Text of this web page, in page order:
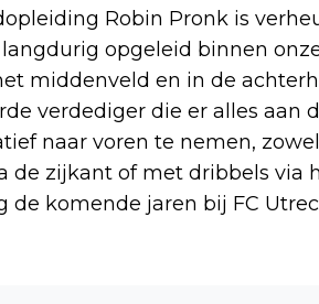
Robin Pronk is
langdurig opgeleid binnen
middenveld en in de
verdediger die er alles
naar voren te nemen,
de zijkant of met dribbels via
de komende jaren bij FC